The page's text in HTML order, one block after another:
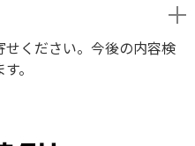
せください。今後の内容検
。